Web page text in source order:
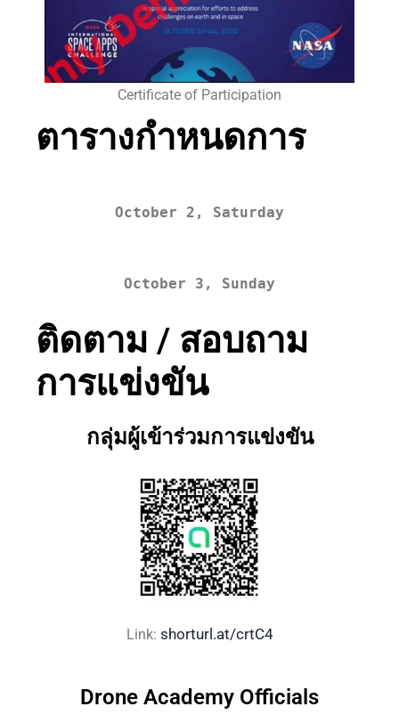
Certificate of Participation
ตารางกำหนดการ
October 2, Saturday
October 3, Sunday
ติดตาม / สอบถาม
การแข่งขัน
กลุ่มผู้เข้าร่วมการแข่งขัน
Link: shorturl.at/crtC4
Drone Academy Officials